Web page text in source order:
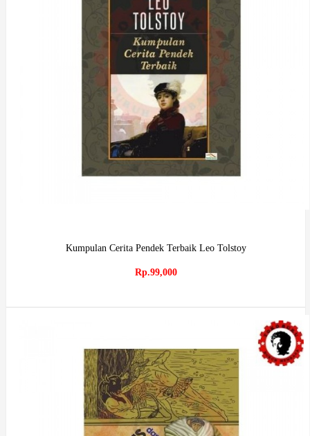
Kumpulan Cerita Pendek Terbaik Leo Tolstoy
Rp.99,000